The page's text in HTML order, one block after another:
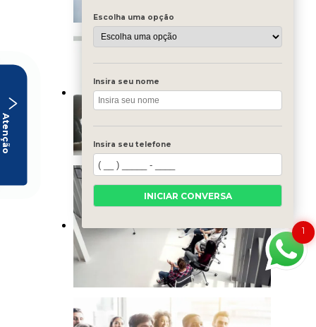
Atenção
1
Escolha uma opção
Insira seu nome
Insira seu telefone
INICIAR CONVERSA